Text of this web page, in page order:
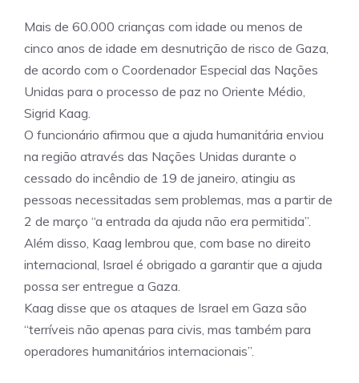
Mais de 60.000 crianças com idade ou menos de
cinco anos de idade em desnutrição de risco de Gaza,
de acordo com o Coordenador Especial das Nações
Unidas para o processo de paz no Oriente Médio,
Sigrid Kaag.
O funcionário afirmou que a ajuda humanitária enviou
na região através das Nações Unidas durante o
cessado do incêndio de 19 de janeiro, atingiu as
pessoas necessitadas sem problemas, mas a partir de
2 de março “a entrada da ajuda não era permitida”.
Além disso, Kaag lembrou que, com base no direito
internacional, Israel é obrigado a garantir que a ajuda
possa ser entregue a Gaza.
Kaag disse que os ataques de Israel em Gaza são
“terríveis não apenas para civis, mas também para
operadores humanitários internacionais”.